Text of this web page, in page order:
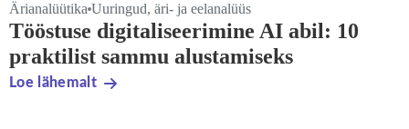
Ärianalüütika Uuringud, äri- ja eelanalüüs
Tööstuse digitaliseerimine AI abil: 10
praktilist sammu alustamiseks
Loe lähemalt